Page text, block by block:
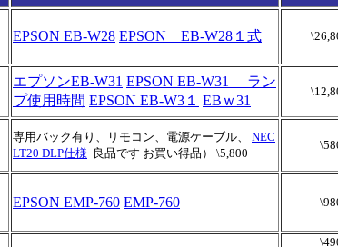
EPSON EB-W28 EPSON EB-W28１式
エプソンEB-W31 EPSON EB-W31 ラン
プ使用時間 EPSON EB-W3１ EBｗ31
専用バック有り、リモコン、電源ケーブル、 NEC
LT20 DLP仕様 良品です お買い得品） \5,800
EPSON EMP-760 EMP-760